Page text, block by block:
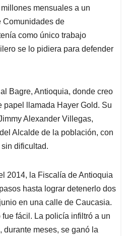
mensuales a un
Comunidades de
como único trabajo
se lo pidiera para defender
Bagre, Antioquia, donde creo
papel llamada Hayer Gold. Su
Alexander Villegas,
Alcalde de la población, con
dificultad.
2014, la Fiscalía de Antioquia
hasta lograr detenerlo dos
en una calle de Caucasia.
fácil. La policía infiltró a un
meses, se ganó la